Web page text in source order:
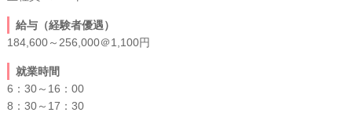
給与（経験者優遇）
184,600～256,000＠1,100円
就業時間
6：30～16：00
8：30～17：30